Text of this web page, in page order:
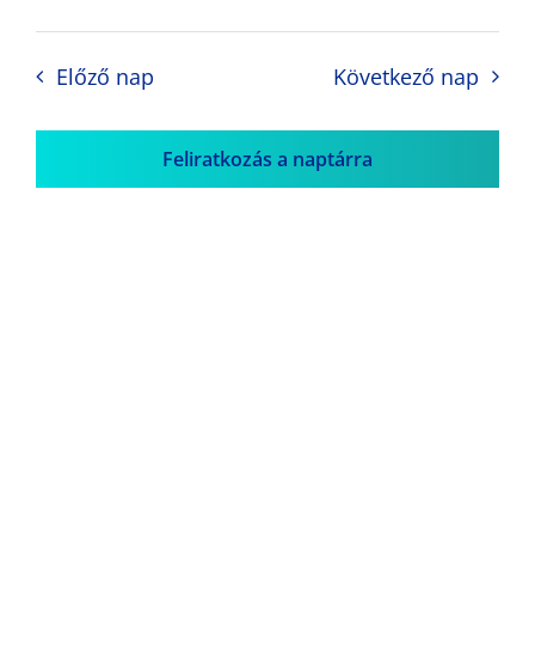
Előző nap Következő nap
Feliratkozás a naptárra